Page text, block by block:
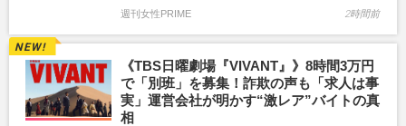
週刊女性PRIME 2時間前
《TBS日曜劇場『VIVANT』》8時間3万円
で「別班」を募集！詐欺の声も「求人は事
実」運営会社が明かす“激レア”バイトの真
相